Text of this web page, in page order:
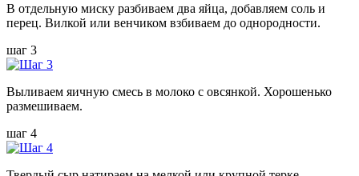
В отдельную миску разбиваем два яйца, добавляем соль и
перец. Вилкой или венчиком взбиваем до однородности.
шаг 3
Выливаем яичную смесь в молоко с овсянкой. Хорошенько
размешиваем.
шаг 4